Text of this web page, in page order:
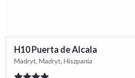
H10 Puerta de Alcala
Madryt, Madryt, Hiszpania